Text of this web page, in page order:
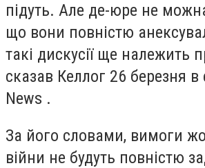
підуть. Але де-юре не
що вони повністю
такі дискусії ще належить
сказав Келлог 26 березня в
News .
За його словами, вимоги
війни не будуть повністю